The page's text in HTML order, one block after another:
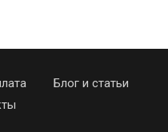
Блог и статьи